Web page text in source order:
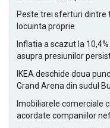
Peste trei sferturi dintre
locuinta proprie
Inflatia a scazut la
asupra presiunilor
IKEA deschide doua
Grand Arena din sudul
Imobiliarele comerciale
acordate companiilor